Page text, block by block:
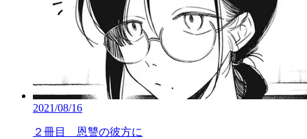
2021/08/16
２冊目 恩讐の彼方に